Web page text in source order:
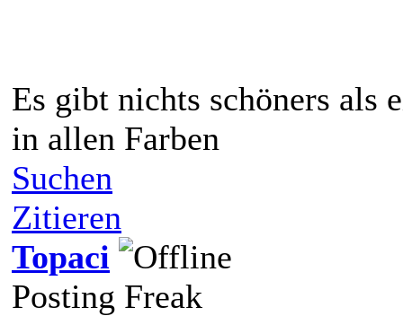
Es gibt nichts schöners als
in allen Farben
Suchen
Zitieren
Topaci
Posting Freak